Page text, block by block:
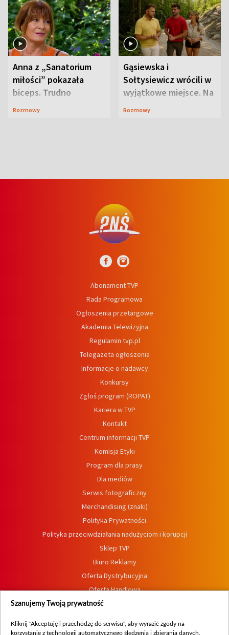
Anna z „Sanatorium
miłości” pokazała
biceps. Trudno
uwierzyć, co przeszła
Rozmowy
Gąsiewska i
Sołtysiewicz wrócili w
wyjątkowe miejsce. Na
szlaku czekał
Rozmowy
Abonament TVP
Rada Programowa
Ogłoszenia przetargowe
Akademia Telewizyjna
Regulamin tvp.pl
Telegazeta ogłoszenia
Informacje o nadawcy
Konkursy
Zgłoś program (ROPAT)
Kariera w TVP
Kontakt
Centrum informacji TVP
Komisja Etyki
Program dla prasy
Dla mediów
Serwis fotograficzny
Merchandising (znaki)
Polityka Prywatności
Polityka przeciwdziałania nadużyciom i korupcji
Sklep TVP
Biuro Reklamy
Oferta Dystrybucyjna
Oferta Handlowa
Dostępność
Procedura zgłoszeń wewnętrznych
Szanujemy Twoją prywatność
Kliknij "Akceptuję i przechodzę do serwisu", aby wyrazić zgody na
korzystanie z technologii automatycznego śledzenia i zbierania danych,